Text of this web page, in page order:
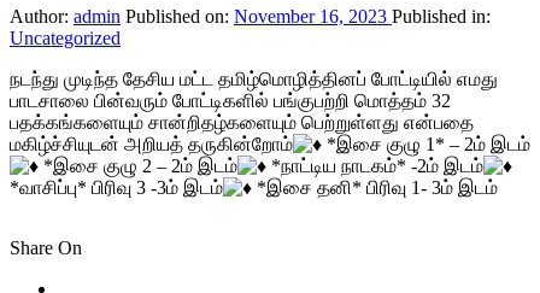
Author: admin Published on: November 16, 2023 Published in:
Uncategorized
நடந்து முடிந்த தேசிய மட்ட தமிழ்மொழித்தினப் போட்டியில் எமது
பாடசாலை பின்வரும் போட்டிகளில் பங்குபற்றி மொத்தம் 32
பதக்கங்களையும் சான்றிதழ்களையும் பெற்றுள்ளது என்பதை
மகிழ்ச்சியுடன் அறியத் தருகின்றோம்
*இசை குழு 1* – 2ம் இடம்
*இசை குழு 2 – 2ம் இடம்
*நாட்டிய நாடகம்* -2ம் இடம்
*வாசிப்பு* பிரிவு 3 -3ம் இடம்
*இசை தனி* பிரிவு 1- 3ம் இடம்
Share On